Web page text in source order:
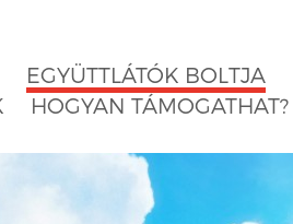
EGYÜTTLÁTÓK BOLTJA
HOGYAN TÁMOGATHAT?